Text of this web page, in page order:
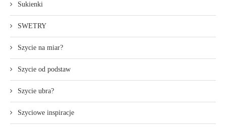
Sukienki
SWETRY
Szycie na miar?
Szycie od podstaw
Szycie ubra?
Szyciowe inspiracje